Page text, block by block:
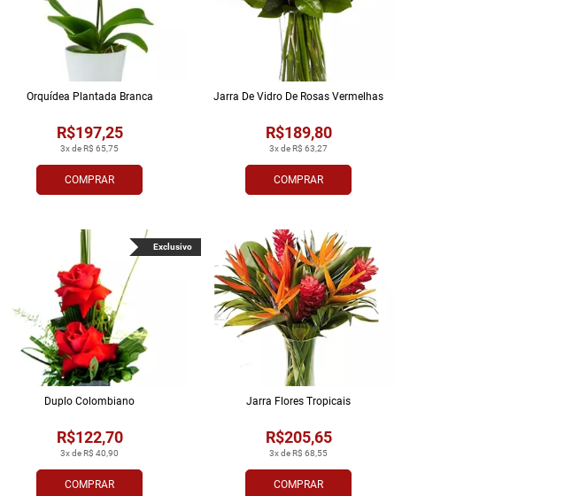
COMPRAR
3x de R$ 65,75
R$197,25
Orquídea Plantada Branca
COMPRAR
3x de R$ 63,27
R$189,80
Jarra De Vidro De Rosas Vermelhas
COMPRAR
3x de R$ 40,90
R$122,70
Duplo Colombiano
Exclusivo
COMPRAR
3x de R$ 68,55
R$205,65
Jarra Flores Tropi­cais